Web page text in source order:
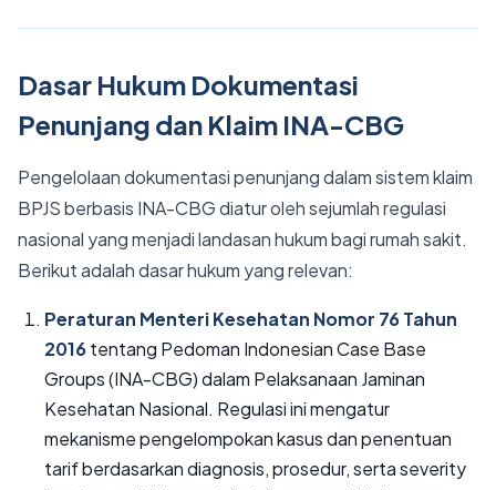
Dasar Hukum Dokumentasi
Penunjang dan Klaim INA-CBG
Pengelolaan dokumentasi penunjang dalam sistem klaim
BPJS berbasis INA-CBG diatur oleh sejumlah regulasi
nasional yang menjadi landasan hukum bagi rumah sakit.
Berikut adalah dasar hukum yang relevan:
Peraturan Menteri Kesehatan Nomor 76 Tahun
2016tentang Pedoman Indonesian Case Base
Groups (INA-CBG) dalam Pelaksanaan Jaminan
Kesehatan Nasional. Regulasi ini mengatur
mekanisme pengelompokan kasus dan penentuan
tarif berdasarkan diagnosis, prosedur, serta severity